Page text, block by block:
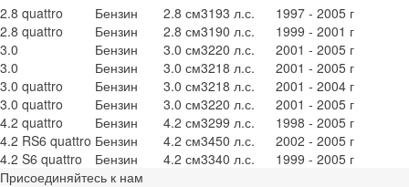
2.8 quattro
Бензин 2.8 см3193 л.с.
1997 - 2005 г
2.8 quattro
Бензин 2.8 см3190 л.с.
1999 - 2001 г
3.0
Бензин 3.0 см3220 л.с.
2001 - 2005 г
3.0
Бензин 3.0 см3218 л.с.
2001 - 2005 г
3.0 quattro
Бензин 3.0 см3218 л.с.
2001 - 2004 г
3.0 quattro
Бензин 3.0 см3220 л.с.
2001 - 2005 г
4.2 quattro
Бензин 4.2 см3299 л.с.
1998 - 2005 г
4.2 RS6 quattro Бензин 4.2 см3450 л.с.
2002 - 2005 г
4.2 S6 quattro
Бензин 4.2 см3340 л.с.
1999 - 2005 г
Присоединяйтесь к нам